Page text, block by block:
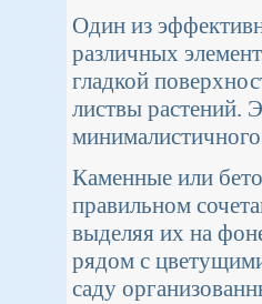
Один из
различных
гладкой
листвы растений.
Каменные или
правильном
выделяя их на
рядом с
саду